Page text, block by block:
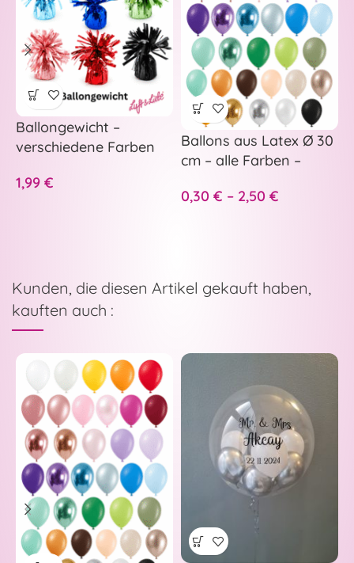
Ballongewicht –
verschiedene Farben
1,99 €
Ballons aus Latex Ø 30
cm – alle Farben –
0,30 € – 2,50 €
Kunden, die diesen Artikel gekauft haben,
kauften auch :